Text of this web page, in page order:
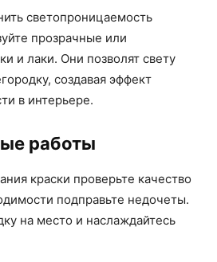
светопроницаемость
прозрачные или
и лаки. Они позволят свету
создавая эффект
в интерьере.
работы
краски проверьте качество
подправьте недочеты.
на место и наслаждайтесь